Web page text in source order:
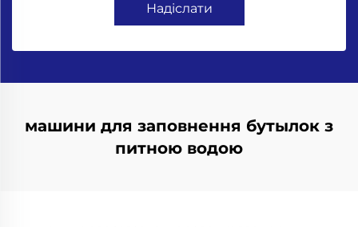
Надіслати
машини для заповнення бутылок з
питною водою